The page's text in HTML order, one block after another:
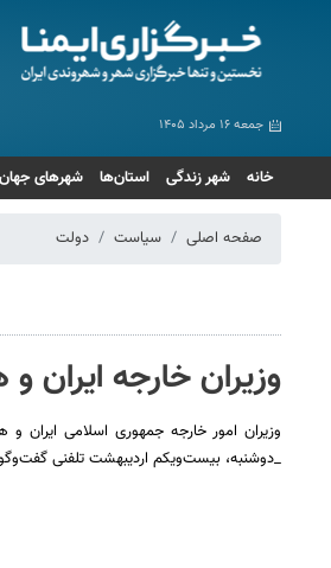
جمعه ۱۶ مرداد ۱۴۰۵
خانه شهر زندگی استان‌ها شهرهای جهان
صفحه اصلی سیاست دولت
وزیران خارجه ایران
وزیران امور خارجه جمهوری اسلامی ایران و
_دوشنبه، بیست‌ویکم اردیبهشت تلفنی